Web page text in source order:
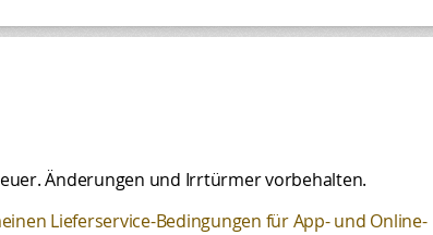
Änderungen und Irrtürmer vorbehalten.
Lieferservice-Bedingungen für App- und Online-